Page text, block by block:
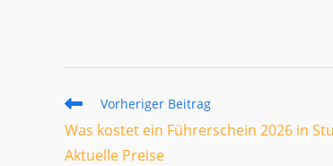
Weitere
Artikel
ansehen
Vorheriger Beitrag
Was kostet ein Führerschein 2026 in
Aktuelle Preise